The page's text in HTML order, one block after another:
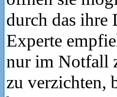
durch das ihre
Experte
nur im Notfall
zu verzichten,